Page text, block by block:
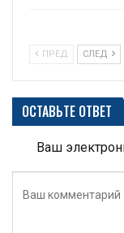
ПРЕД СЛЕД
ОСТАВЬТЕ ОТВЕТ
Ваш